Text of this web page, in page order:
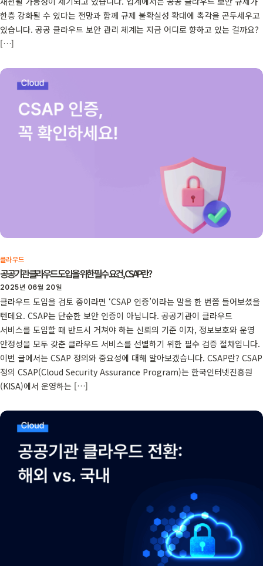
한층 강화될 수 있다는 전망과 함께 규제 불확실성 확대에 촉각을 곤두세우고
있습니다. 공공 클라우드 보안 관리 체계는 지금 어디로 향하고 있는 걸까요?
[…]
클라우드
공공기관 클라우드 도입을 위한 필수 요건, CSAP란?
2025년 06월 20일
클라우드 도입을 검토 중이라면 ‘CSAP 인증’이라는 말을 한 번쯤 들어보셨을
텐데요. CSAP는 단순한 보안 인증이 아닙니다. 공공기관이 클라우드
서비스를 도입할 때 반드시 거쳐야 하는 신뢰의 기준 이자, 정보보호와 운영
안정성을 모두 갖춘 클라우드 서비스를 선별하기 위한 필수 검증 절차입니다.
이번 글에서는 CSAP 정의와 중요성에 대해 알아보겠습니다. CSAP란? CSAP
정의 ‍CSAP(Cloud Security Assurance Program)는 한국인터넷진흥원
(KISA)에서 운영하는 […]